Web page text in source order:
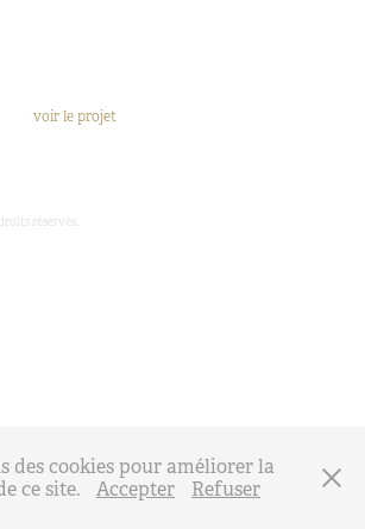
voir le projet
réservés.
des cookies pour améliorer la
ce site.
Accepter Refuser